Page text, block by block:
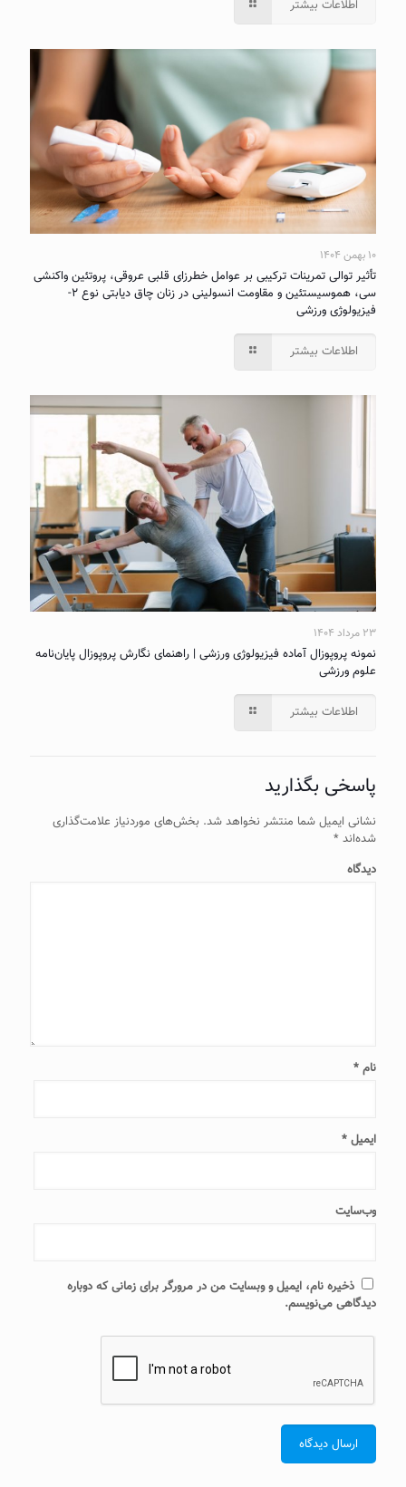
اطلاعات بیشتر
۱۰ بهمن ۱۴۰۴
تأثیر توالی تمرینات ترکیبی بر عوامل خطرزای قلبی عروقی، پروتئین واکنشی
سی، هموسیستئین و مقاومت انسولینی در زنان چاق دیابتی نوع ۲-
فیزیولوژی ورزشی
اطلاعات بیشتر
۲۳ مرداد ۱۴۰۴
نمونه پروپوزال آماده فیزیولوژی ورزشی | راهنمای نگارش پروپوزال پایان‌نامه
علوم ورزشی
اطلاعات بیشتر
پاسخی بگذارید
نشانی ایمیل شما منتشر نخواهد شد. بخش‌های موردنیاز علامت‌گذاری
شده‌اند *
دیدگاه
نام *
ایمیل *
وب‌سایت
ذخیره نام، ایمیل و وبسایت من در مرورگر برای زمانی که دوباره
دیدگاهی می‌نویسم.